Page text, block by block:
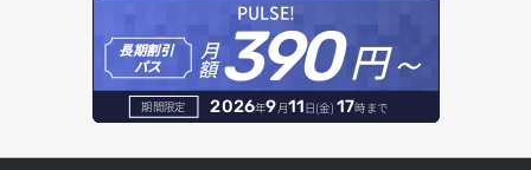
セキュリティグループ ルール詳細取得
セキュリティグループ一覧取得
ヘルスモニタ更新
ヘルスモニタ詳細取得
オブジェクト削除
オブジェクト削除予約
オブジェクト複製
レコード作成
レコード更新
PULSE!
長期割引
パス
月
額390円～
期間限定 2026年9月11日(金) 17時まで